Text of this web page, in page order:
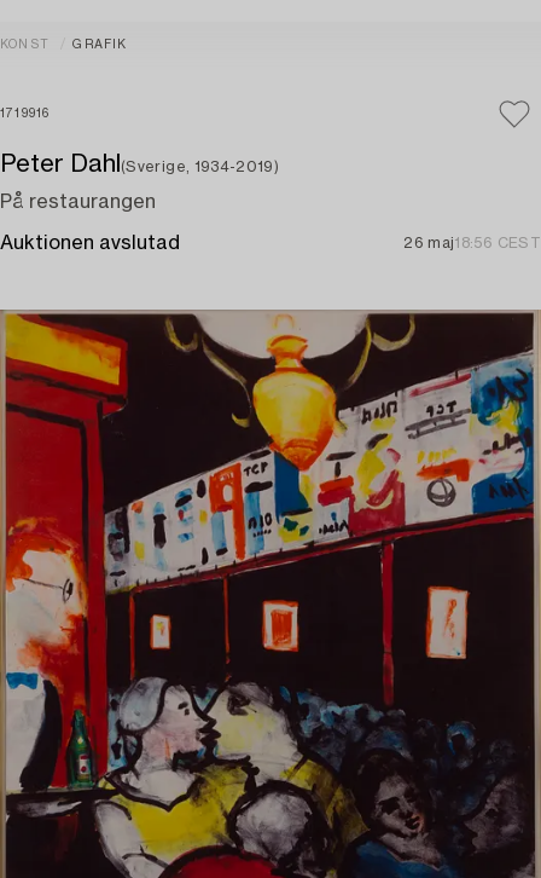
KONST GRAFIK
1719916
Peter Dahl (Sverige, 1934-2019)
På restaurangen
Auktionen avslutad 26 maj18:56 CEST